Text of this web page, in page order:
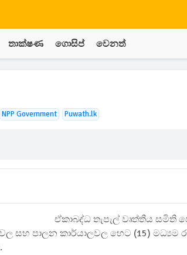
තාක්ෂණ ගොසිප් වෙනත්
NPP Government Puwath.lk
ඒකාබද්ධ තැපැල් වෘත්තීය සමිති
සහ පාලන කාර්යාලවල හෙට (15) මධ්‍යම